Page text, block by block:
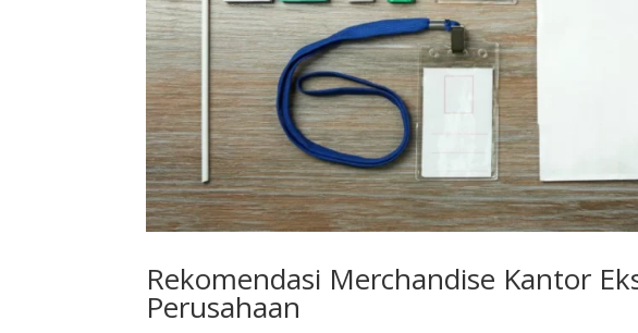
Rekomendasi Merchandise Kantor
Perusahaan